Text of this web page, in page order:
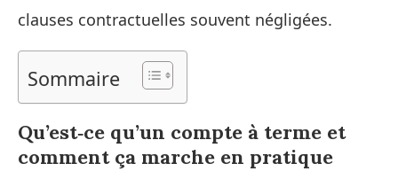
clauses contractuelles souvent négligées.
Sommaire
Qu’est‑ce qu’un compte à terme et
comment ça marche en pratique